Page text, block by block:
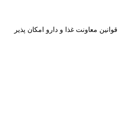
معاونت غذا و دارو امکان پذیر